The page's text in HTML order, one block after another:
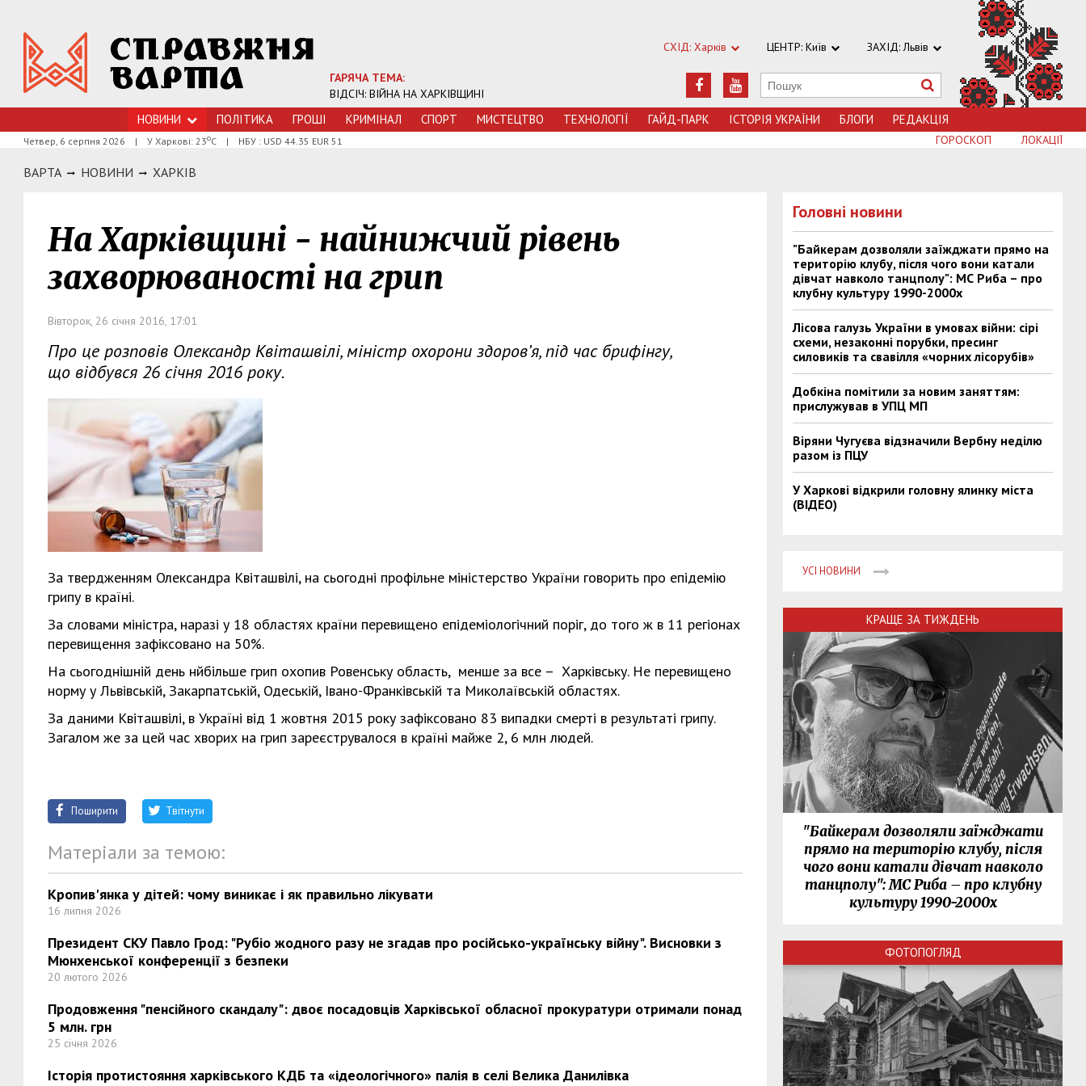
ГАРЯЧА ТЕМА:
ВІДСІЧ: ВІЙНА НА ХАРКІВЩИНІ
СХІД: Харків ЦЕНТР: Київ ЗАХІД: Львів
НОВИНИ ПОЛІТИКА ГРОШI КРИМIНАЛ СПОРТ МИСТЕЦТВО ТЕХНОЛОГIЇ ГАЙД-ПАРК ІСТОРІЯ УКРАЇНИ БЛОГИ РЕДАКЦІЯ
Четвер, 6 серпня 2026 | У Харкові: 23оС | НБУ : USD 44.35 EUR 51 ЛОКАЦІЇ
ГОРОСКОП
ВАРТА НОВИНИ ХАРКIВ
На Харківщині - найнижчий рівень
захворюваності на грип
Вівторок, 26 січня 2016, 17:01
Про це розповів Олександр Квіташвілі, міністр охорони здоров’я, під час брифінгу,
що відбувся 26 січня 2016 року.
За твердженням Олександра Квіташвілі, на сьогодні профільне міністерство України говорить про епідемію
грипу в країні.
За словами міністра, наразі у 18 областях країни перевищено епідеміологічний поріг, до того ж в 11 регіонах
перевищення зафіксовано на 50%.
На сьогоднішній день нйбільше грип охопив Ровенську область, менше за все – Харківську. Не перевищено
норму у Львівській, Закарпатській, Одеській, Івано-Франківській та Миколаївській областях.
За даними Квіташвілі, в Україні від 1 жовтня 2015 року зафіксовано 83 випадки смерті в результаті грипу.
Загалом же за цей час хворих на грип зареєструвалося в країні майже 2, 6 млн людей.
Поширити Твітнути
Матеріали за темою:
Кропив'янка у дітей: чому виникає і як правильно лікувати
16 липня 2026
Президент СКУ Павло Грод: "Рубіо жодного разу не згадав про російсько-українську війну". Висновки з
Мюнхенської конференції з безпеки
20 лютого 2026
Продовження "пенсійного скандалу": двоє посадовців Харківської обласної прокуратури отримали понад
5 млн. грн
25 січня 2026
Історія протистояння харківського КДБ та «ідеологічного» палія в селі Велика Данилівка
Головні новини
"Байкерам дозволяли заїжджати прямо на
територію клубу, після чого вони катали
дівчат навколо танцполу": МС Риба – про
клубну культуру 1990-2000х
Лісова галузь України в умовах війни: сірі
схеми, незаконні порубки, пресинг
силовиків та свавілля «чорних лісорубів»
Добкіна помітили за новим заняттям:
прислужував в УПЦ МП
Віряни Чугуєва відзначили Вербну неділю
разом із ПЦУ
У Харкові відкрили головну ялинку міста
(ВІДЕО)
УСІ НОВИНИ
КРАЩЕ ЗА ТИЖДЕНЬ
"Байкерам дозволяли заїжджати
прямо на територію клубу, після
чого вони катали дівчат навколо
танцполу": МС Риба – про клубну
культуру 1990-2000х
ФОТОПОГЛЯД